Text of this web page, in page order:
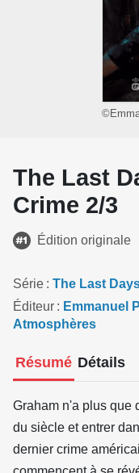
The Last
Crime 2/3
Édition originale
Série
The Last
Éditeur
Emmanuel
Atmosphères
Résumé Détails
Graham n'a plus que
du siècle et entrer
dernier crime